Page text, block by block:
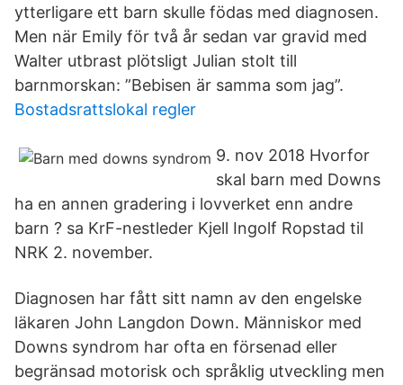
ytterligare ett barn skulle födas med diagnosen.
Men när Emily för två år sedan var gravid med
Walter utbrast plötsligt Julian stolt till
barnmorskan: ”Bebisen är samma som jag”.
Bostadsrattslokal regler
9. nov 2018 Hvorfor
skal barn med Downs
ha en annen gradering i lovverket enn andre
barn ? sa KrF-nestleder Kjell Ingolf Ropstad til
NRK 2. november.
Diagnosen har fått sitt namn av den engelske
läkaren John Langdon Down. Människor med
Downs syndrom har ofta en försenad eller
begränsad motorisk och språklig utveckling men